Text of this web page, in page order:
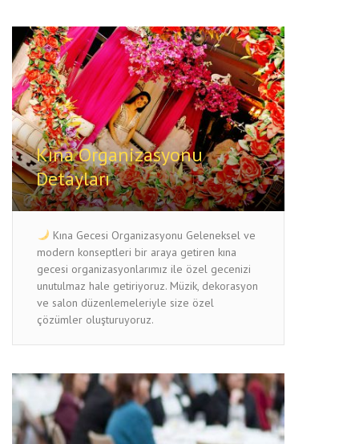
Kına Organizasyonu
Detayları
Kına Gecesi Organizasyonu Geleneksel ve
modern konseptleri bir araya getiren kına
gecesi organizasyonlarımız ile özel gecenizi
unutulmaz hale getiriyoruz. Müzik, dekorasyon
ve salon düzenlemeleriyle size özel
çözümler oluşturuyoruz.